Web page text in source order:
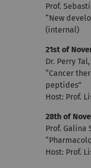
Prof.
“New
(internal)
21st of
Dr. Perry
“Cancer
peptides”
Host: Prof.
28th of
Prof. Galina
Host: Prof.